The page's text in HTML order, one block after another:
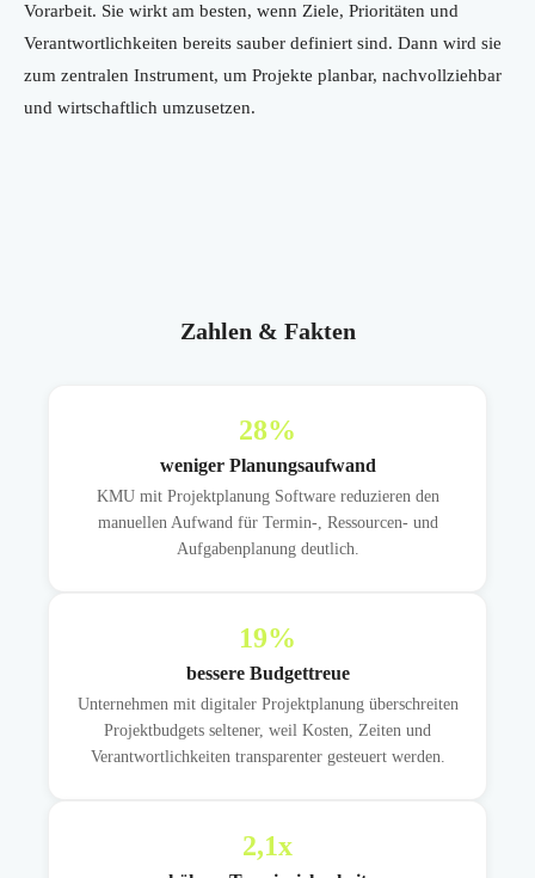
Vorarbeit. Sie wirkt am besten, wenn Ziele, Prioritäten und
Verantwortlichkeiten bereits sauber definiert sind. Dann wird sie
zum zentralen Instrument, um Projekte planbar, nachvollziehbar
und wirtschaftlich umzusetzen.
Zahlen & Fakten
28%
weniger Planungsaufwand
KMU mit Projektplanung Software reduzieren den
manuellen Aufwand für Termin-, Ressourcen- und
Aufgabenplanung deutlich.
19%
bessere Budgettreue
Unternehmen mit digitaler Projektplanung überschreiten
Projektbudgets seltener, weil Kosten, Zeiten und
Verantwortlichkeiten transparenter gesteuert werden.
2,1x